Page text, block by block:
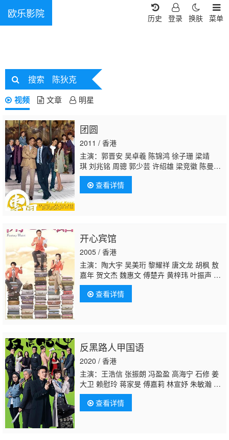
欧乐影院 菜单
换肤
登录
历史
搜索 陈狄克
视频 文章 明星
团圆
2011 / 香港
主演：郭晋安 吴卓羲 陈锦鸿 徐子珊 梁靖
琪 刘兆铭 周骢 郭少芸 许绍雄 梁竞徽 陈曼
娜 姚嘉妮 汪琳 郭政鸿 夏萍 杨瑞麟 简慕华 黄
泽锋 梁舜燕 麦长青 祝文君 姚莹莹 吴诺弘 罗
子溢 麦嘉伦 梁健平 邝佐辉 钟志光 夏竹欣 李
儿 陈建文 陈珈颖 杨证桦 邵卓尧 高俊文 陈勉
良 郭田葰 何俊轩 罗天池 陈宛蔚 阮儿 苏恩
磁 李兴华 罗泳娴 布伟杰 余子明 萧丽芠 方
查看详情
开心宾馆
2005 / 香港
主演：陶大宇 吴美珩 黎耀祥 唐文龙 胡枫 敖
嘉年 贺文杰 魏惠文 傅楚卉 黄梓玮 叶振声 徐
荣 马蹄露 林淑敏 杨嘉诺 戴耀明 陈勉良 李泳
豪 黄凤琼 余慕莲 廖丽丽 黄文标 雪妮 何启
南 钟志光 祝文君 白茵 罗浩楷 朱婉仪 汤盈
珊 叶凯茵 何婷恩 刘桂芳 萧徽勇 李丽丽 许碧
姬 曾守明 郑世豪 何俊轩 陈姿颖 陈荣峻 王俊
棠 高俊文 郭卓桦
查看详情
反黑路人甲国语
2020 / 香港
主演：王浩信 张振朗 冯盈盈 高海宁 石修 姜
大卫 赖慰玲 蒋家旻 傅嘉莉 林宣妤 朱敏瀚 徐
荣 许家杰 陈志健 汤怡 李成昌 蔡国庆 吴瑞
庭 郑咏谦 莫家淦 容天佑 张武孝 鬼塚 杨证
桦 汤俊明 唐嘉麟 区轩玮 陈家良 吴子冲 邵展
查看详情